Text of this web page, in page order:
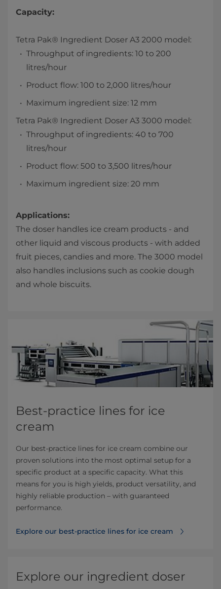
Capacity:
Tetra Pak® Ingredient Doser A3 2000 model:
Throughput of ingredients: 10 to 200
litres/hour
Product flow: 100 to 2,000 litres/hour
Maximum ingredient size: 12 mm
Tetra Pak® Ingredient Doser A3 3000 model:
Throughput of ingredients: 40 to 700
litres/hour
Product flow: 500 to 3,500 litres/hour
Maximum ingredient size: 20 mm
Applications:
The doser handles ice cream products - and
other liquid and viscous products - with added
fruit pieces, candies and more. The 3000 model
also handles inclusions such as cookie dough
and whole biscuits.
Best-practice lines for ice
cream
Our best-practice lines for ice cream combine our
proven solutions into the most optimal setup for a
specific product at a specific capacity. What this
means for you is high yields, product versatility, and
highly reliable production – with guaranteed
performance.
Explore our best-practice lines for ice cream
Explore our ingredient doser